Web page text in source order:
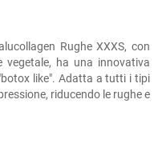
Rughe XXXS, con
vegetale, ha una innovativa
like". Adatta a tutti i tipi
riducendo le rughe e